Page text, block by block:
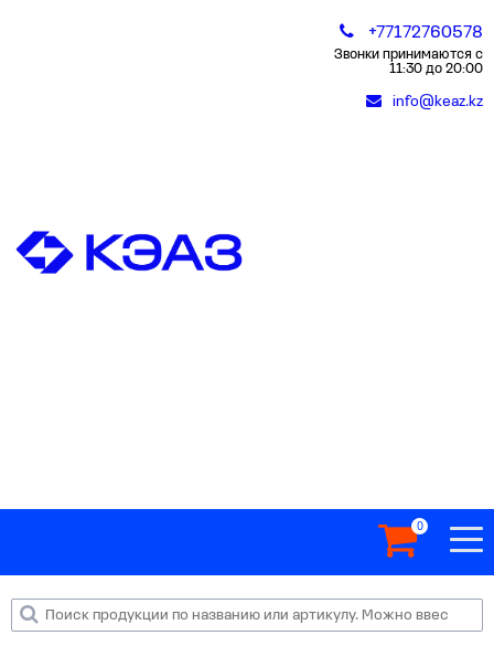
+77172760578
Звонки принимаются с
11:30 до 20:00
info@keaz.kz
0